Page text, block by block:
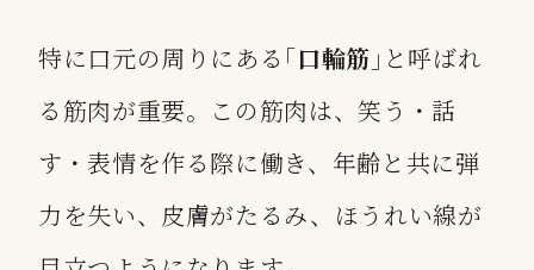
特に口元の周りにある｢口輪筋 ｣と呼ばれ
る筋肉が重要。この筋肉は、笑う・話
す・表情を作る際に働き、年齢と共に弾
力を失い、皮膚がたるみ、ほうれい線が